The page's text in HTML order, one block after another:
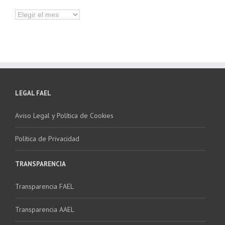
Hemeroteca
LEGAL FAEL
Aviso Legal y Política de Cookies
Política de Privacidad
TRANSPARENCIA
Transparencia FAEL
Transparencia AAEL